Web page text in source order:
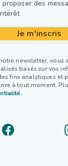
des
Je m'inscris
newsletter, vous
basés sur vos
fins analytiques et
à tout moment.